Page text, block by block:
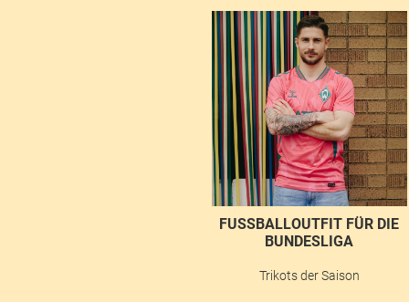
FUSSBALLOUTFIT FÜR DIE B
UNDESLIGA
Trikots der Saison